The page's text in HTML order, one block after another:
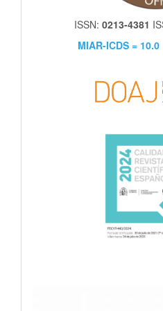
ISSN: 0213-4381
MIAR-ICDS = 10.0